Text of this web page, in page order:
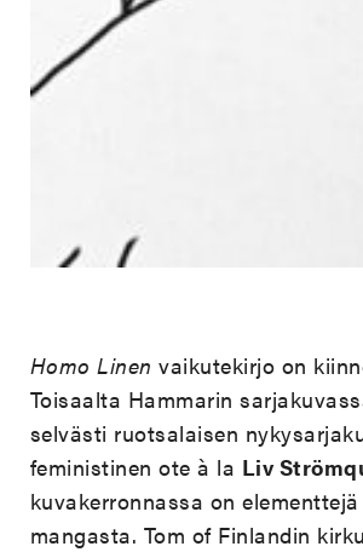
Homo Linen vaikutekirjo on
Toisaalta Hammarin
selvästi ruotsalaisen
feministinen ote à la Liv
kuvakerronnassa on
mangasta. Tom of Finlandin